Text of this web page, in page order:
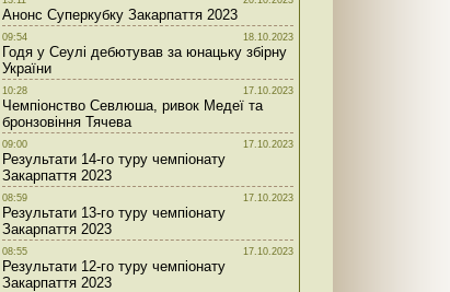
Анонс Суперкубку Закарпаття 2023
09:54 18.10.2023
Годя у Сеулі дебютував за юнацьку збірну
України
10:28 17.10.2023
Чемпіонство Севлюша, ривок Медеї та
бронзовіння Тячева
09:00 17.10.2023
Результати 14-го туру чемпіонату
Закарпаття 2023
08:59 17.10.2023
Результати 13-го туру чемпіонату
Закарпаття 2023
08:55 17.10.2023
Результати 12-го туру чемпіонату
Закарпаття 2023